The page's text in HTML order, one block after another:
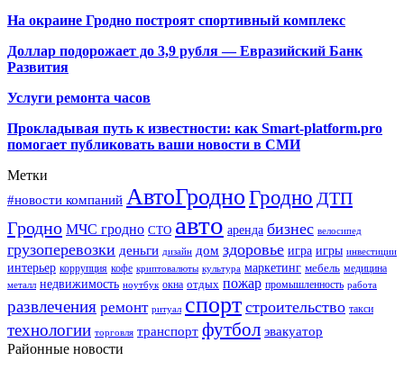
На окраине Гродно построят спортивный комплекс
Доллар подорожает до 3,9 рубля — Евразийский Банк
Развития
Услуги ремонта часов
Прокладывая путь к известности: как Smart-platform.pro
помогает публиковать ваши новости в СМИ
Метки
#новости компаний АвтоГродноГродно ДТП
Гродно МЧС гродно СТО авто аренда бизнес велосипед
грузоперевозки деньги дизайн дом здоровье игра игры инвестиции
интерьер коррупция кофе криптовалюты культура маркетинг мебель медицина
металл недвижимость ноутбук окна отдых пожар промышленность работа
развлечения ремонт ритуал спорт строительство такси
технологии торговля транспорт футбол эвакуатор
Районные новости